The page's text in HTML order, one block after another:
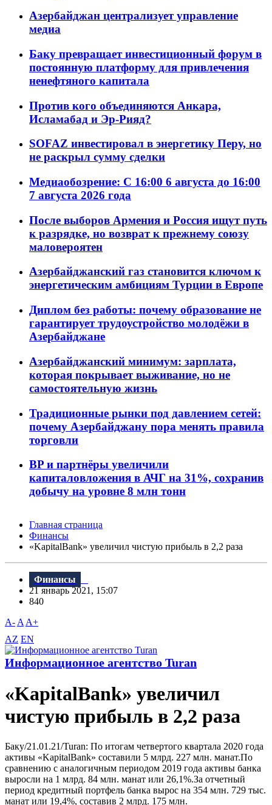
Азербайджан централизует управление
медиа
Баку превращает инвестиционный форум в
постоянную платформу для привлечения
ненефтяного капитала
Против кого объединяются Анкара,
Исламабад и Эр-Рияд?
SOFAZ инвестировал в энергетику Перу, но
не раскрыл сумму сделки
Медиаобозрение: С 16:00 6 августа до 16:00
7 августа 2026 года
После выборов Армения и Россия ищут путь
к разрядке, но возврат к прежнему союзу
маловероятен
Азербайджанский газ становится ключом к
энергетическим амбициям Турции в Европе
Диплом без работы: почему образование не
гарантирует трудоустройство молодёжи в
Азербайджане
Азербайджанский минимум: зарплата,
которая покрывает выживание, но не
самостоятельную жизнь
Традиционные рынки под давлением сетей:
почему Азербайджану пора менять правила
торговли
BP и партнёры увеличили
капиталовложения в АЧГ на 31%, сохранив
добычу на уровне 8 млн тонн
Главная страница
Финансы
«KapitalBank» увеличил чистую прибыль в 2,2 раза
Финансы
21 январь 2021, 15:07
840
A- A A+
AZ EN
Информационное агентство Turan
«KapitalBank» увеличил
чистую прибыль в 2,2 раза
Баку/21.01.21/Turan: По итогам четвертого квартала 2020 года
активы «KapitalBank» составили 5 млрд. 227 млн. манат.По
сравнению с аналогичным периодом 2019 года активы банка
выросли на 1 млрд. 84 млн. манат или 26,1%.За отчетный
период кредитный портфель банка вырос на 354 млн. 729 тыс.
манат или 19,4%, составив 2 млрд. 175 млн.